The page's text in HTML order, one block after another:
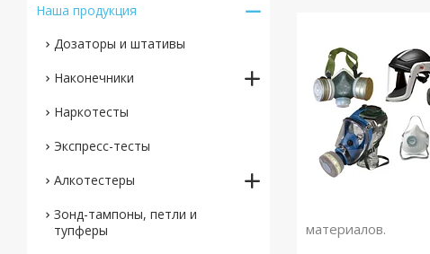
материалов.
Наша продукция
Дозаторы и штативы
Наконечники
Наркотесты
Экспресс-тесты
Алкотестеры
Зонд-тампоны, петли и
тупферы